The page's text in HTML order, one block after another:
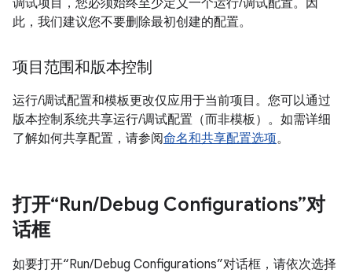
调试项目，您必须始终至少定义一个运行/调试配置。因
此，我们建议您不要删除最初创建的配置。
项目范围和版本控制
运行/调试配置和模板更改仅应用于当前项目。您可以通过
版本控制系统共享运行/调试配置（而非模板）。如需详细
了解如何共享配置，请参阅命名和共享配置选项。
打开“Run/Debug Configurations”对
话框
如要打开“Run/Debug Configurations”对话框，请依次选择